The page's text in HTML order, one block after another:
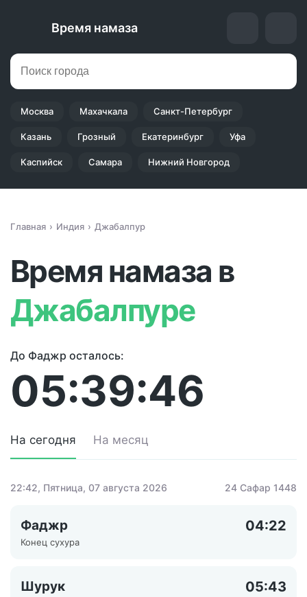
Время намаза
Москва Махачкала Санкт-Петербург
Казань Грозный Екатеринбург Уфа
Каспийск Самара Нижний Новгород
Главная Индия Джабалпур
Время намаза в
Джабалпуре
До Фаджр осталось:
05:39:46
На сегодня На месяц
22:42, Пятница, 07 августа 2026 24 Сафар 1448
Фаджр 04:22
Конец сухура
Шурук 05:43